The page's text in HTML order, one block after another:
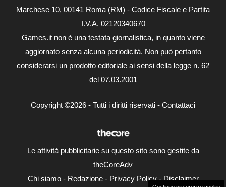
Marchese 10, 00141 Roma (RM) - Codice Fiscale e Partita
I.V.A. 02120340670
Games.it non è una testata giornalistica, in quanto viene
aggiornato senza alcuna periodicità. Non può pertanto
considerarsi un prodotto editoriale ai sensi della legge n. 62
del 07.03.2001
Copyright ©2026 - Tutti i diritti riservati - Contattaci
Le attività pubblicitarie su questo sito sono gestite da
theCoreAdv
Chi siamo- Redazione- Privacy Policy-Disclaimer